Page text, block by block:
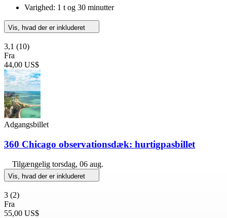
Varighed: 1 t og 30 minutter
Vis, hvad der er inkluderet
3,1 (10)
Fra
44,00 US$
Adgangsbillet
360 Chicago observationsdæk: hurtigpasbillet
Tilgængelig torsdag, 06 aug.
Vis, hvad der er inkluderet
3 (2)
Fra
55,00 US$